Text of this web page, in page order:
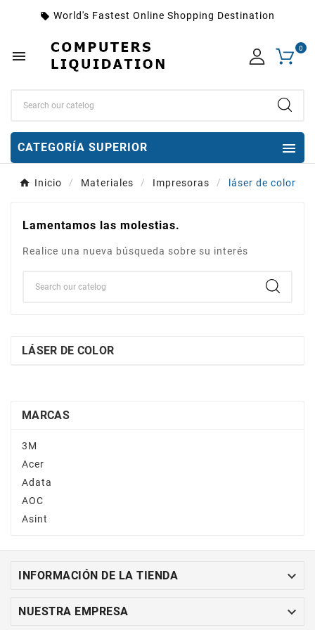
local_offer World's Fastest Online Shopping Destination
 0
CATEGORÍA SUPERIOR 
Inicio Materiales Impresoras láser de color
Lamentamos las molestias.
Realice una nueva búsqueda sobre su interés
LÁSER DE COLOR
MARCAS
3M
Acer
Adata
AOC
Asint
INFORMACIÓN DE LA TIENDA 
NUESTRA EMPRESA 